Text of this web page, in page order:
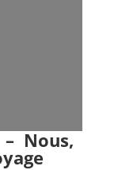
– Nous,